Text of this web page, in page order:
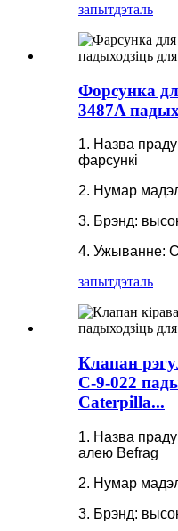
запытдэталь
Форсунка
3487A
1. Назва
фарсункі
2. Нумар
3. Брэнд:
4. Ужыванне:
запытдэталь
Клапан
C-9-022
Caterpilla...
1. Назва
алею Befrag
2. Нумар
3. Брэнд: